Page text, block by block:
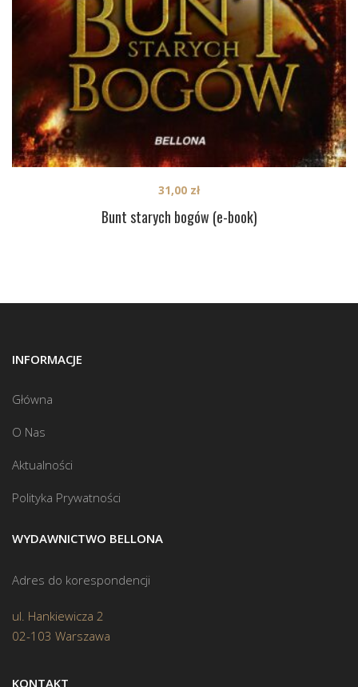
Bunt starych bogów (e-book)
31,00 zł
INFORMACJE
Główna
O Nas
Aktualności
Polityka Prywatności
WYDAWNICTWO BELLONA
Adres do korespondencji
ul. Hankiewicza 2
02-103 Warszawa
KONTAKT